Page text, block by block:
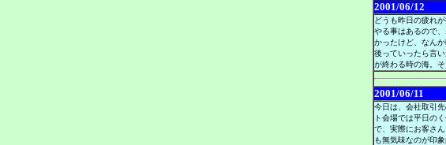
2001/06/12
どうも昨日の疲れ
やる事はあるので
かったけど、なん
後っていったら言
が終わる時の海。
2001/06/11
今日は、会社取引
ト会場では平日の
で、実際にお客さ
も無気味なのが印